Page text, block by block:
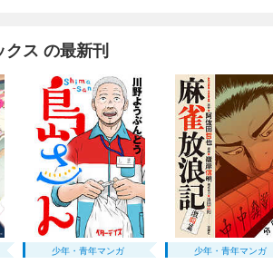
クス の最新刊
少年・青年マンガ 少年・青年マンガ